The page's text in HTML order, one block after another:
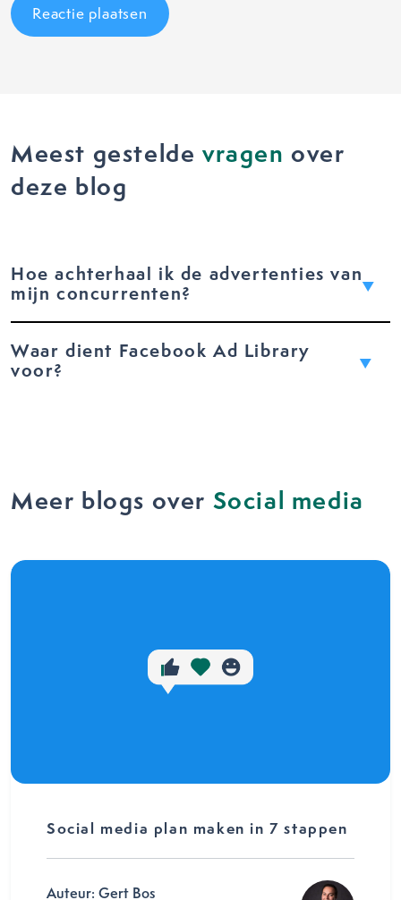
Meest gesteldevragen over
deze blog
Hoe achterhaal ik de advertenties van
mijn concurrenten?
Waar dient Facebook Ad Library
voor?
Meer blogs over Social media
Social media plan maken in 7 stappen
Auteur: Gert Bos